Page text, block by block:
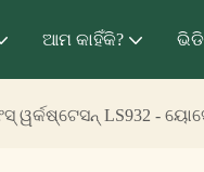
ଆମ କାହିଁକି?
LS932 -